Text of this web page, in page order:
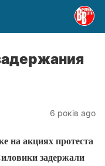
6 років ago
на акциях протеста
задержали